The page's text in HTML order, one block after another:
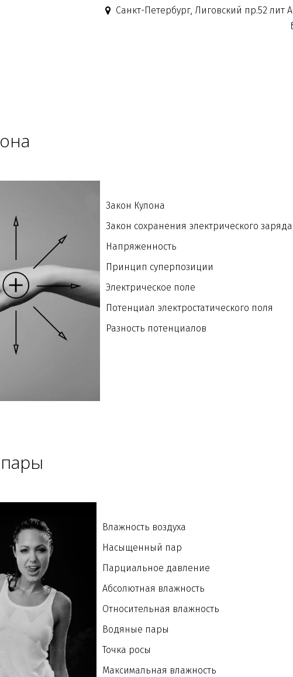
Санкт-Петербург, Лиговский пр.52 лит А
Закон Кулона
Закон сохранения электрического заряда
Напряженность
Принцип суперпозиции
Электрическое поле
Потенциал электростатического поля
Разность потенциалов
Влажность воздуха
Насыщенный пар
Парциальное давление
Абсолютная влажность
Относительная влажность
Водяные пары
Точка росы
Максимальная влажность